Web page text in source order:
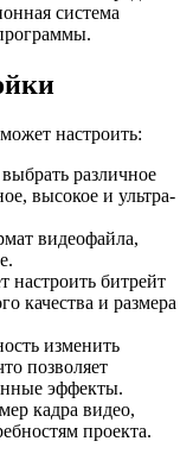
система
настроить:
различное
высокое и ультра-
видеофайла,
настроить битрейт
качества и размера
изменить
позволяет
эффекты.
кадра видео,
проекта.